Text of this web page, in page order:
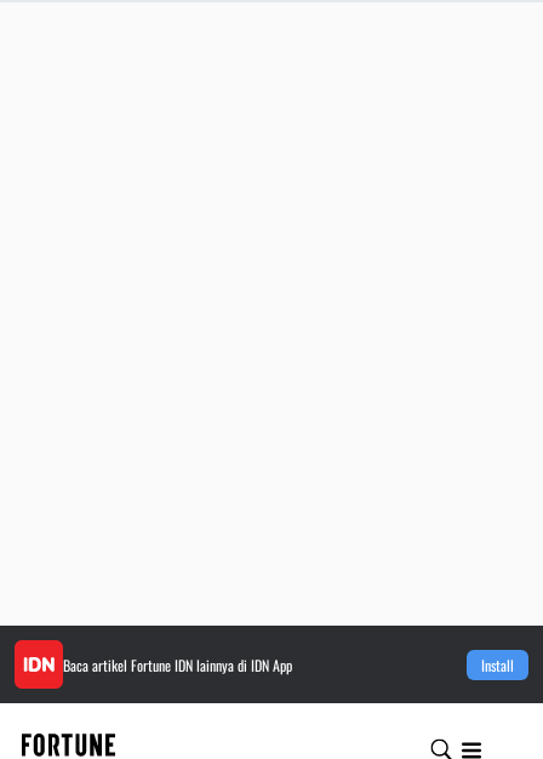
Baca artikel Fortune IDNlainnya di IDN App Install